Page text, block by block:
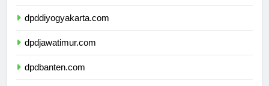
dpddiyogyakarta.com
dpdjawatimur.com
dpdbanten.com